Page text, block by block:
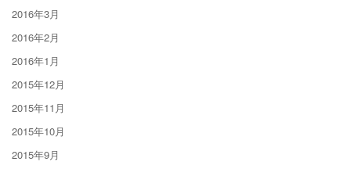
2016年3月
2016年2月
2016年1月
2015年12月
2015年11月
2015年10月
2015年9月